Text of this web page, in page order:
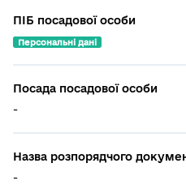
ПІБ посадової особи
Персональні дані
Посада посадової особи
-
Назва розпорядчого
-